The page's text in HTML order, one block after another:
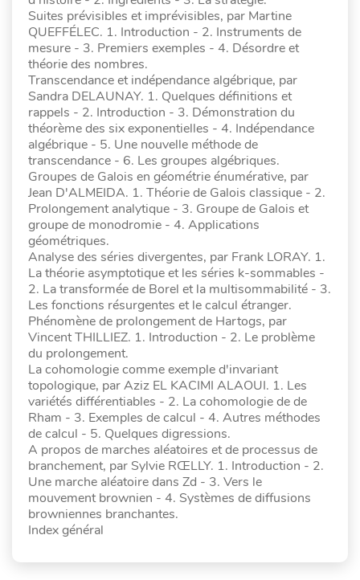
Suites prévisibles et imprévisibles, par Martine
QUEFFÉLEC. 1. Introduction - 2. Instruments de
mesure - 3. Premiers exemples - 4. Désordre et
théorie des nombres.
Transcendance et indépendance algébrique, par
Sandra DELAUNAY. 1. Quelques définitions et
rappels - 2. Introduction - 3. Démonstration du
théorème des six exponentielles - 4. Indépendance
algébrique - 5. Une nouvelle méthode de
transcendance - 6. Les groupes algébriques.
Groupes de Galois en géométrie énumérative, par
Jean D'ALMEIDA. 1. Théorie de Galois classique - 2.
Prolongement analytique - 3. Groupe de Galois et
groupe de monodromie - 4. Applications
géométriques.
Analyse des séries divergentes, par Frank LORAY. 1.
La théorie asymptotique et les séries k-sommables -
2. La transformée de Borel et la multisommabilité - 3.
Les fonctions résurgentes et le calcul étranger.
Phénomène de prolongement de Hartogs, par
Vincent THILLIEZ. 1. Introduction - 2. Le problème
du prolongement.
La cohomologie comme exemple d'invariant
topologique, par Aziz EL KACIMI ALAOUI. 1. Les
variétés différentiables - 2. La cohomologie de de
Rham - 3. Exemples de calcul - 4. Autres méthodes
de calcul - 5. Quelques digressions.
A propos de marches aléatoires et de processus de
branchement, par Sylvie RŒLLY. 1. Introduction - 2.
Une marche aléatoire dans Zd - 3. Vers le
mouvement brownien - 4. Systèmes de diffusions
browniennes branchantes.
Index général